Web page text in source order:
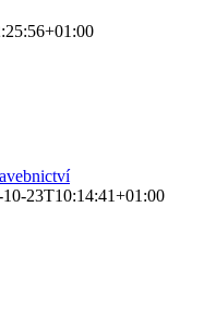
10-23T10:14:41+01:00